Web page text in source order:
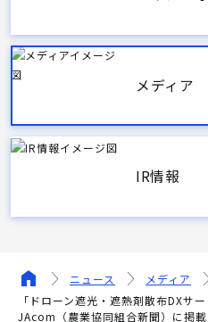
メディア
IR情報
ニュース
メディア
「ドローン遮光・遮熱剤散布DXサ
JAcom（農業協同組合新聞）に掲載